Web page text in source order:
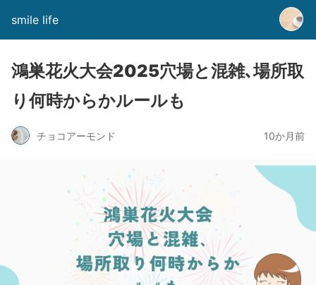
smile life
鴻巣花火大会2025穴場と混雑､場所取
り何時からかルールも
チョコアーモンド 10か月前